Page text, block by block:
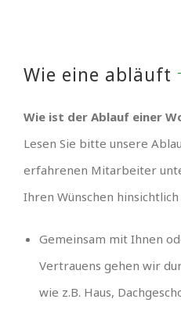
Wie eine abläuft
Wie ist der Ablauf einer
Lesen Sie bitte unsere
erfahrenen Mitarbeiter
Ihren Wünschen hinsichtlich
Gemeinsam mit Ihnen
Vertrauens gehen wir
wie z.B. Haus,